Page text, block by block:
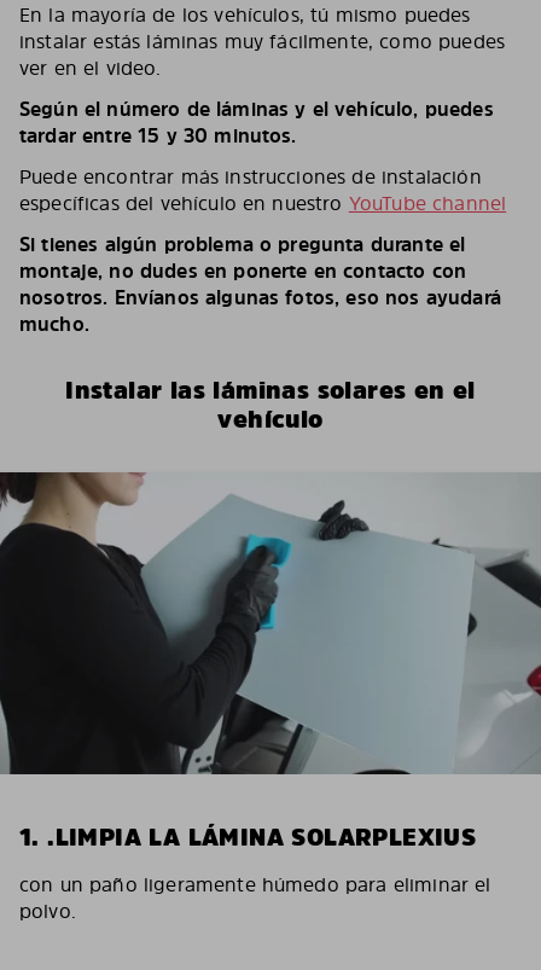
En la mayoría de los vehículos, tú mismo puedes
instalar estás láminas muy fácilmente, como puedes
ver en el video.
Según el número de láminas y el vehículo, puedes
tardar entre 15 y 30 minutos.
Puede encontrar más instrucciones de instalación
específicas del vehículo en nuestro YouTube channel
Si tienes algún problema o pregunta durante el
montaje, no dudes en ponerte en contacto con
nosotros. Envíanos algunas fotos, eso nos ayudará
mucho.
Instalar las láminas solares en el
vehículo
1. .LIMPIA LA LÁMINA SOLARPLEXIUS
con un paño ligeramente húmedo para eliminar el
polvo.